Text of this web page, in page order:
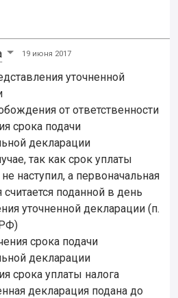
19 июня 2017
уточненной
от ответственности
срока подачи
декларации
так как срок уплаты
наступил, а первоначальная
поданной в день
уточненной декларации (п.
срока подачи
декларации
срока уплаты налога
декларация подана до